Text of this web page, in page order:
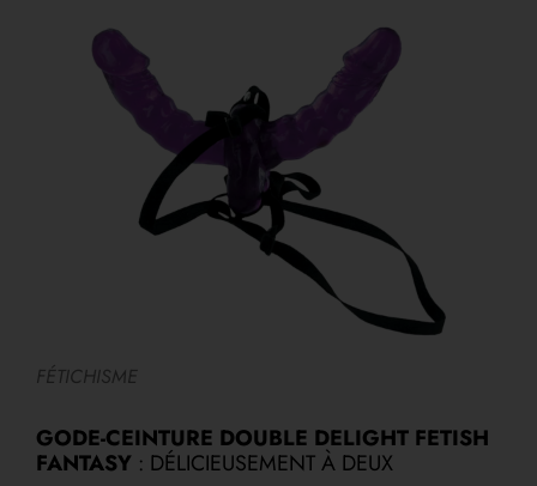
FÉTICHISME
GODE-CEINTURE DOUBLE DELIGHT FETISH
FANTASY : DÉLICIEUSEMENT À DEUX